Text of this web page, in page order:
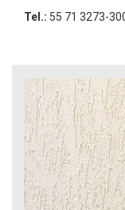
Tel.: 55 71 3273-